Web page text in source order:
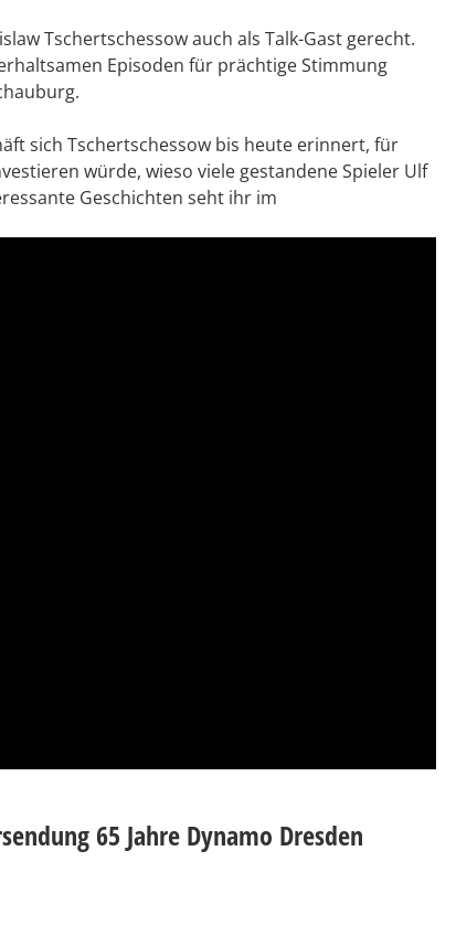
Tschertschessow auch als Talk-Gast gerecht.
Episoden für prächtige Stimmung
sich Tschertschessow bis heute erinnert, für
würde, wieso viele gestandene Spieler Ulf
Geschichten seht ihr im
65 Jahre Dynamo Dresden